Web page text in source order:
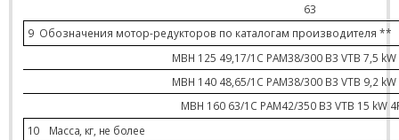
63
9 Обозначения мотор-редукторов по каталогам производителя **
MBH 125 49,17/1C PAM38/300 B3 VTB 7,5
MBH 140 48,65/1C PAM38/300 B3 VTB 9,2
MBH 160 63/1C PAM42/350 B3 VTB 15 kW
10
Масса, кг, не более